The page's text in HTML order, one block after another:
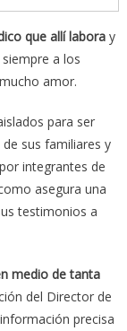
que allí laboray
a los
amor.
para ser
sus familiares y
integrantes de
asegura una
testimonios a
medio de tanta
del Director de
precisa